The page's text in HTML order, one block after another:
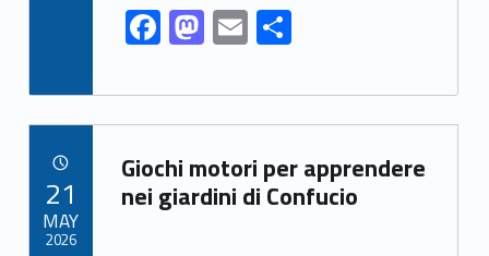
k
F
ac
e
b
o
o
M
as
to
d
o
n
E
m
ai
l
S
ar
e
Link identifier archive #link-archive-50438
Giochi motori per apprendere
nei giardini di Confucio
21
MAY
2026